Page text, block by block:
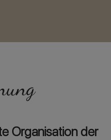
Organisation der